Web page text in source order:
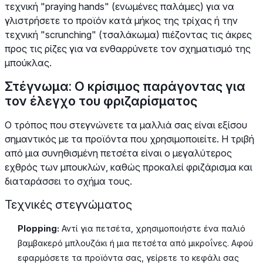
τεχνική "praying hands" (ενωμένες παλάμες) για να
γλιστρήσετε το προϊόν κατά μήκος της τρίχας ή την
τεχνική "scrunching" (τσαλάκωμα) πιέζοντας τις άκρες
προς τις ρίζες για να ενθαρρύνετε τον σχηματισμό της
μπούκλας.
Στέγνωμα: Ο κρίσιμος παράγοντας για
τον έλεγχο του φριζαρίσματος
Ο τρόπος που στεγνώνετε τα μαλλιά σας είναι εξίσου
σημαντικός με τα προϊόντα που χρησιμοποιείτε. Η τριβή
από μια συνηθισμένη πετσέτα είναι ο μεγαλύτερος
εχθρός των μπουκλών, καθώς προκαλεί φριζάρισμα και
διαταράσσει το σχήμα τους.
Τεχνικές στεγνώματος
Plopping: Αντί για πετσέτα, χρησιμοποιήστε ένα παλιό
βαμβακερό μπλουζάκι ή μια πετσέτα από μικροΐνες. Αφού
εφαρμόσετε τα προϊόντα σας, γείρετε το κεφάλι σας